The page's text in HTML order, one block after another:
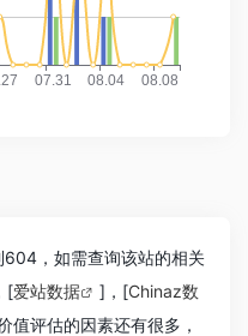
604，如需查询该站的相关
[爱站数据 ]，[Chinaz数
值评估的因素还有很多，